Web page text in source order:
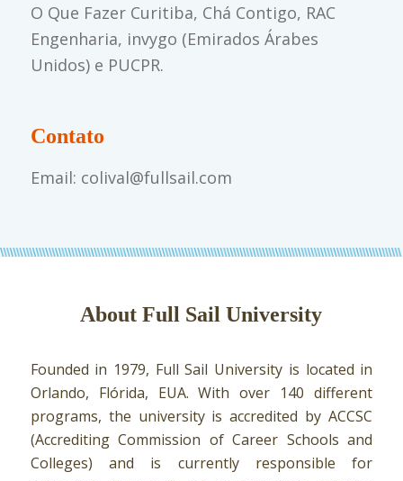
O Que Fazer Curitiba, Chá Contigo, RAC
Engenharia, invygo (Emirados Árabes
Unidos) e PUCPR.
Contato
Email: colival@fullsail.com
About Full Sail University
Founded in 1979, Full Sail University is located in
Orlando, Flórida, EUA. With over 140 different
programs, the university is accredited by ACCSC
(Accrediting Commission of Career Schools and
Colleges) and is currently responsible for